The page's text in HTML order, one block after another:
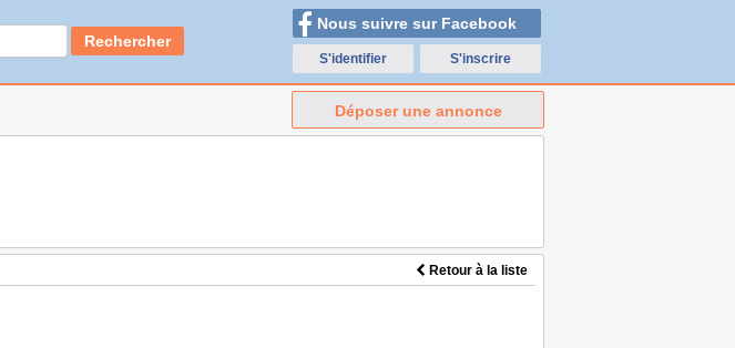
Rechercher
Nous suivre sur Facebook
S'identifier S'inscrire
Déposer une annonce
Retour à la liste